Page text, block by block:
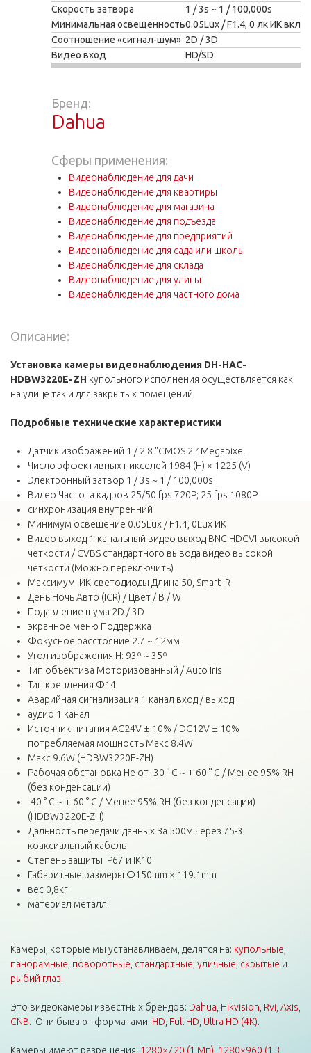
Скорость затвора
1 / 3s ~ 1 / 100,000s
Минимальная освещенность0.05Lux / F1.4, 0 лк ИК вкл
Соотношение «сигнал-шум» 2D / 3D
Видео вход
HD/SD
Бренд:
Dahua
Сферы применения:
Видеонаблюдение для дачи
Видеонаблюдение для квартиры
Видеонаблюдение для магазина
Видеонаблюдение для подъезда
Видеонаблюдение для предприятий
Видеонаблюдение для сада или школы
Видеонаблюдение для склада
Видеонаблюдение для улицы
Видеонаблюдение для частного дома
Описание:
Установка камеры видеонаблюдения DH-HAC-
HDBW3220E-ZH купольного исполнения осуществляется как
на улице так и для закрытых помещений.
Подробные технические характеристики
Датчик изображений 1 / 2.8 "CMOS 2.4Megapixel
Число эффективных пикселей 1984 (H) × 1225 (V)
Электронный затвор 1 / 3s ~ 1 / 100,000s
Видео Частота кадров 25/50 fps 720P; 25 fps 1080P
синхронизация внутренний
Минимум освещение 0.05Lux / F1.4, 0Lux ИК
Видео выход 1-канальный видео выход BNC HDCVI высокой
четкости / CVBS стандартного вывода видео высокой
четкости (Можно переключить)
Максимум. ИК-светодиоды Длина 50, Smart IR
День Ночь Авто (ICR) / Цвет / B / W
Подавление шума 2D / 3D
экранное меню Поддержка
Фокусное расстояние 2.7 ~ 12мм
Угол изображения H: 93º ~ 35º
Тип объектива Моторизованный / Auto Iris
Тип крепления Φ14
Аварийная сигнализация 1 канал вход / выход
аудио 1 канал
Источник питания AC24V ± 10% / DC12V ± 10%
потребляемая мощность Макс 8.4W
Макс 9.6W (HDBW3220E-ZH)
Рабочая обстановка Не от -30 ° C ~ + 60 ° C / Менее 95% RH
(без конденсации)
-40 ° C ~ + 60 ° C / Менее 95% RH (без конденсации)
(HDBW3220E-ZH)
Дальность передачи данных За 500м через 75-3
коаксиальный кабель
Степень защиты IP67 и IK10
Габаритные размеры Φ150mm × 119.1mm
вес 0,8кг
материал металл
Камеры, которые мы устанавливаем, делятся на: купольные
панорамные поворотные стандартные уличные скрытые и
рыбий глаз.
Это видеокамеры известных брендов: Dahua Hikvision Rvi Axis
CNB. Они бывают форматами: HD Full HD Ultra HD (4K).
Камеры имеют разрешения: 1280×720 (1 Мп); 1280×960 (1,3